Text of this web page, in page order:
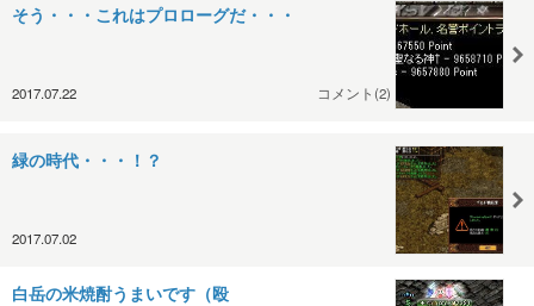
そう・・・これはプロローグだ・・・
2017.07.22 コメント(2)
緑の時代・・・！？
2017.07.02
白岳の米焼酎うまいです（殴